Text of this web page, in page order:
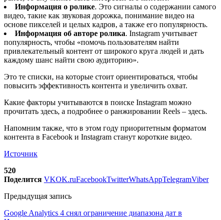
Информация о ролике. Это сигналы о содержании самого
видео, такие как звуковая дорожка, понимание видео на
основе пикселей и целых кадров, а также его популярность.
Информация об авторе ролика. Instagram учитывает
популярность, чтобы «помочь пользователям найти
привлекательный контент от широкого круга людей и дать
каждому шанс найти свою аудиторию».
Это те списки, на которые стоит ориентироваться, чтобы
повысить эффективность контента и увеличить охват.
Какие факторы учитываются в поиске Instagram можно
прочитать здесь, а подробнее о ранжировании Reels – здесь.
Напомним также, что в этом году приоритетным форматом
контента в Facebook и Instagram станут короткие видео.
Источник
520
Поделится VKOK.ruFacebookTwitterWhatsAppTelegramViber
Предыдущая запись
Google Analytics 4 снял ограничение диапазона дат в